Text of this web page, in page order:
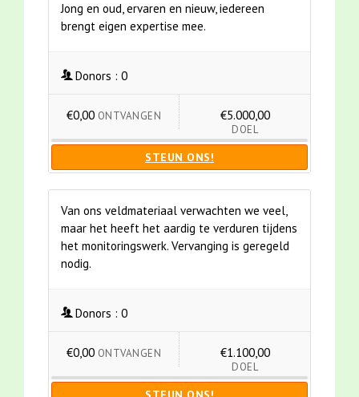
Jong en oud, ervaren en nieuw, iedereen
brengt eigen expertise mee.
Donors : 0
€0,00 ONTVANGEN €5.000,00
DOEL
STEUN ONS!
Van ons veldmateriaal verwachten we veel,
maar het heeft het aardig te verduren tijdens
het monitoringswerk. Vervanging is geregeld
nodig.
Donors : 0
€0,00 ONTVANGEN €1.100,00
DOEL